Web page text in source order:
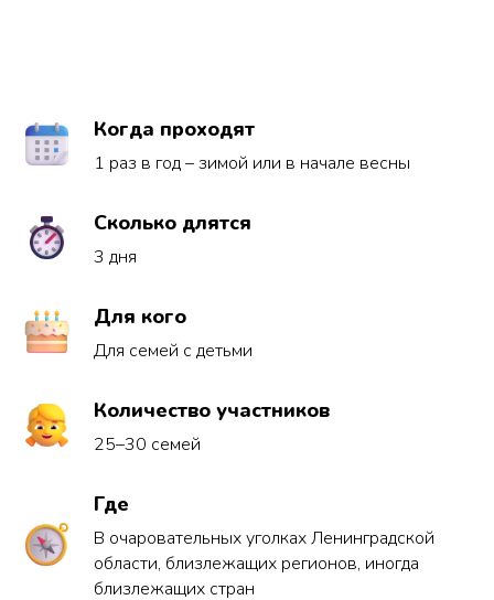
Когда проходят
1 раз в год – зимой или в начале весны
Сколько длятся
3 дня
Для кого
Для семей с детьми
Количество участников
25–30 семей
Где
В очаровательных уголках Ленинградской
области, близлежащих регионов, иногда
близлежащих стран